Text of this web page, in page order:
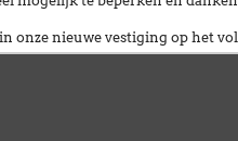
onze nieuwe vestiging op het